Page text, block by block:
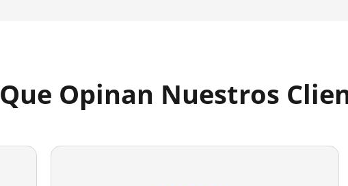
Que Opinan Nuestros